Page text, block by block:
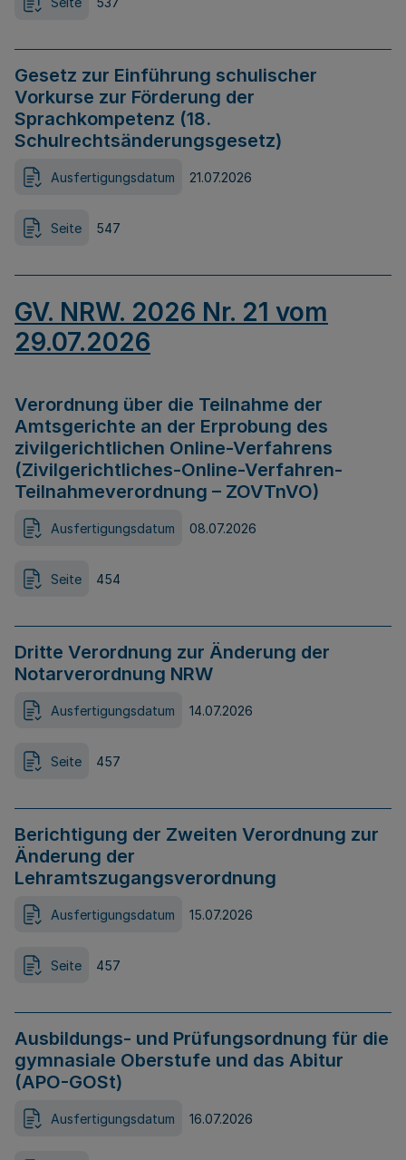
Gesetz zur Einführung schulischer
Vorkurse zur Förderung der
Sprachkompetenz (18.
Schulrechtsänderungsgesetz)
Ausfertigungsdatum 21.07.2026
Seite 547
GV. NRW. 2026 Nr. 21 vom
29.07.2026
Verordnung über die Teilnahme der
Amtsgerichte an der Erprobung des
zivilgerichtlichen Online-Verfahrens
(Zivilgerichtliches-Online-Verfahren-
Teilnahmeverordnung – ZOVTnVO)
Ausfertigungsdatum 08.07.2026
Seite 454
Dritte Verordnung zur Änderung der
Notarverordnung NRW
Ausfertigungsdatum 14.07.2026
Seite 457
Berichtigung der Zweiten Verordnung zur
Änderung der
Lehramtszugangsverordnung
Ausfertigungsdatum 15.07.2026
Seite 457
Ausbildungs- und Prüfungsordnung für die
gymnasiale Oberstufe und das Abitur
(APO-GOSt)
Ausfertigungsdatum 16.07.2026